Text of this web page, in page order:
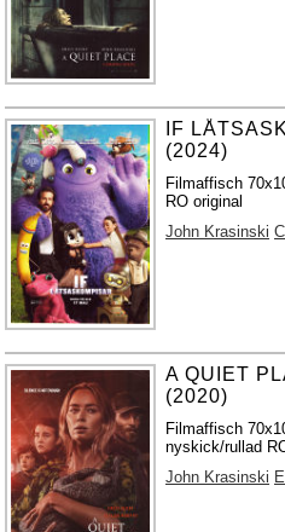
IF
(2024)
Filmaffisch
RO original
John Krasinski
A QUIET
(2020)
Filmaffisch
nyskick/rullad
John Krasinski